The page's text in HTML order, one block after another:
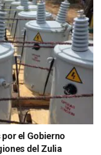
el Gobierno
del Zulia